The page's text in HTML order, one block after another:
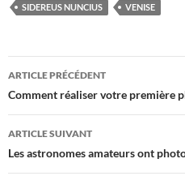
SIDEREUS NUNCIUS
VENISE
Navigation
des
articles
ARTICLE PRÉCÉDENT
Comment réaliser votre première
ARTICLE SUIVANT
Les astronomes amateurs ont